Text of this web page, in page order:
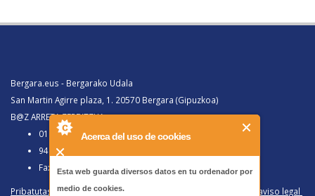
Acerca del uso de cookies
Esta web guarda diversos datos en tu ordenador por
medio de cookies.
Bergara.eus - Bergarako Udala
San Martin Agirre plaza, 1. 20570 Bergara (Gipuzkoa)
B@Z ARRETA ZERBITZUA:
010, Bergaratik deituz gero
943 77 91 00, Bergaraz kanpotik deituz gero
Faxa 943 77 91 63
Pribatutasun politika eta lege oharra Política de privacidad y aviso legal